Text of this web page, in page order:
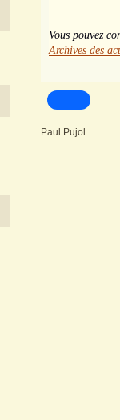
Vous pouvez
Archives des
Paul Pujol